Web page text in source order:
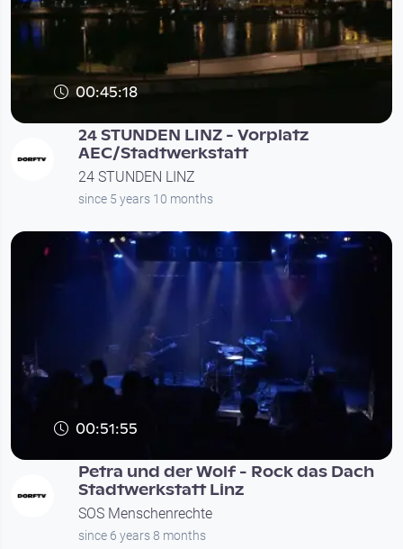
00:45:18
24 STUNDEN LINZ - Vorplatz
AEC/Stadtwerkstatt
24 STUNDEN LINZ
since 5 years 10 months
00:51:55
Petra und der Wolf - Rock das Dach
Stadtwerkstatt Linz
SOS Menschenrechte
since 6 years 8 months